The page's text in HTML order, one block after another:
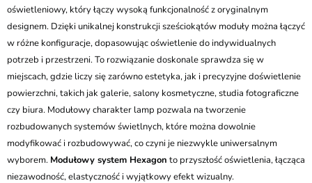
oświetleniowy, który łączy wysoką funkcjonalność z oryginalnym
designem. Dzięki unikalnej konstrukcji sześciokątów moduły można łączyć
w różne konfiguracje, dopasowując oświetlenie do indywidualnych
potrzeb i przestrzeni. To rozwiązanie doskonale sprawdza się w
miejscach, gdzie liczy się zarówno estetyka, jak i precyzyjne doświetlenie
powierzchni, takich jak galerie, salony kosmetyczne, studia fotograficzne
czy biura. Modułowy charakter lamp pozwala na tworzenie
rozbudowanych systemów świetlnych, które można dowolnie
modyfikować i rozbudowywać, co czyni je niezwykle uniwersalnym
wyborem. Modułowy system Hexagon to przyszłość oświetlenia, łącząca
niezawodność, elastyczność i wyjątkowy efekt wizualny.